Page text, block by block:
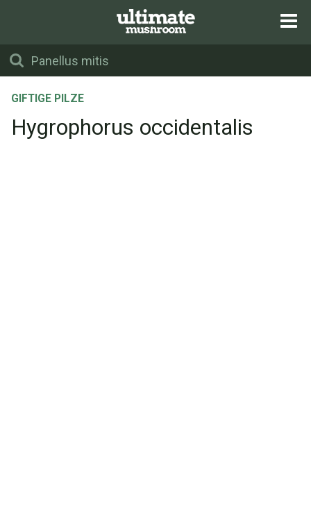
GIFTIGE PILZE
Hygrophorus occidentalis